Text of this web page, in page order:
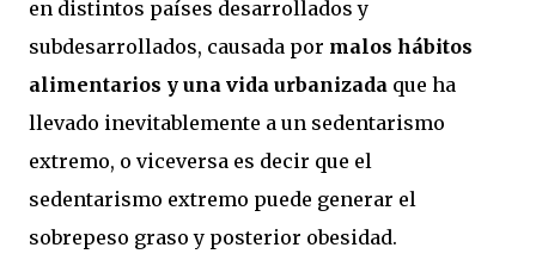
en distintos países desarrollados y
subdesarrollados, causada por malos hábitos
alimentarios y una vida urbanizada que ha
llevado inevitablemente a un sedentarismo
extremo, o viceversa es decir que el
sedentarismo extremo puede generar el
sobrepeso graso y posterior obesidad.